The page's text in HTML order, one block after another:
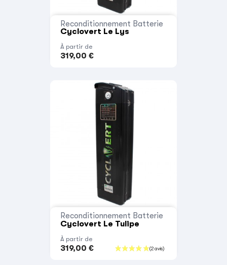
Reconditionnement Batterie
Cyclovert Le Lys
À partir de
319,00 €
Reconditionnement Batterie
Cyclovert Le Tulipe
À partir de
319,00 €